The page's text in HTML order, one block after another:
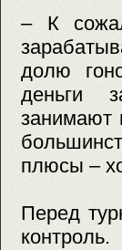
– К
долю
деньги
занимают
плюсы –
Перед
контроль.